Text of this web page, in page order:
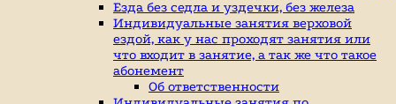
Езда без седла и уздечки, без железа
Индивидуальные занятия верховой
ездой, как у нас проходят занятия или
что входит в занятие, а так же что такое
абонемент
Об ответственности